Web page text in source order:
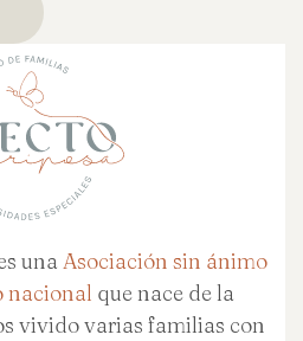
una Asociación sin ánimo
nacional que nace de la
vivido varias familias con